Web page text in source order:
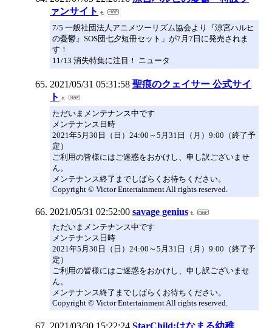
ァンサイト
7/5 一般社団法人アニメツーリズム協会より『涼宮ハルヒ
の憂鬱』SOS団七夕短冊セット」が7月7日に発売されま
す！
11/13 消失特集に注目！ ニュータ
2021/05/31 05:31:58 聖痕のクェイサー 公式サイ
ト
ただいまメンテナンス中です
メンテナンス日時
2021年5月30日（日）24:00～5月31日（月）9:00（終了予
定）
ご利用の皆様にはご迷惑をおかけし、申し訳ございませ
ん。
メンテナンス終了までしばらくお待ちください。
Copyright © Victor Entertainment All rights reserved.
2021/05/31 02:52:00 savage genius
ただいまメンテナンス中です
メンテナンス日時
2021年5月30日（日）24:00～5月31日（月）9:00（終了予
定）
ご利用の皆様にはご迷惑をおかけし、申し訳ございませ
ん。
メンテナンス終了までしばらくお待ちください。
Copyright © Victor Entertainment All rights reserved.
2021/03/30 15:22:24 StarChild:はなまる幼稚